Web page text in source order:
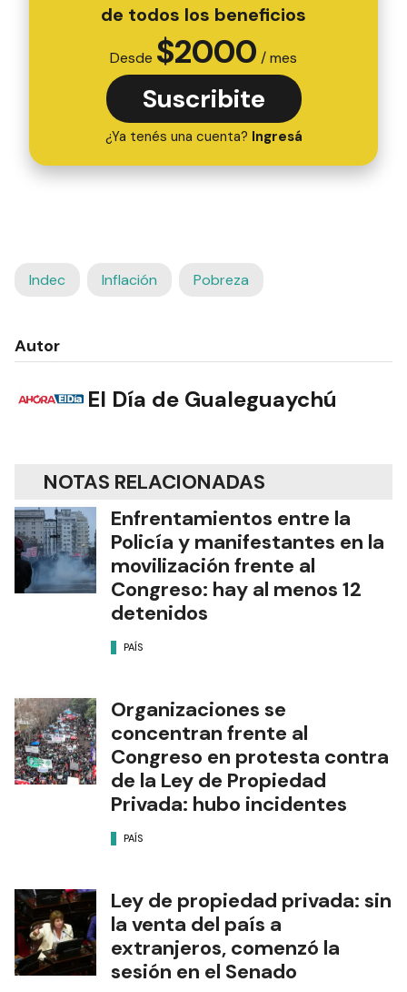
de todos los beneficios
Desde $2000 / mes
Suscribite
¿Ya tenés una cuenta? Ingresá
Indec Inflación Pobreza
Autor
El Día de Gualeguaychú
NOTAS RELACIONADAS
Enfrentamientos entre la
Policía y manifestantes en la
movilización frente al
Congreso: hay al menos 12
detenidos
PAÍS
Organizaciones se
concentran frente al
Congreso en protesta contra
de la Ley de Propiedad
Privada: hubo incidentes
PAÍS
Ley de propiedad privada: sin
la venta del país a
extranjeros, comenzó la
sesión en el Senado